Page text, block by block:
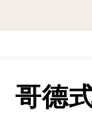
📢加
📢加
哥德